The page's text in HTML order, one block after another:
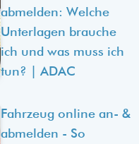
abmelden: Welche
Unterlagen brauche
ich und was muss ich
tun? | ADAC
Fahrzeug online an- &
abmelden - So